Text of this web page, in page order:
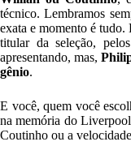
técnico. Lembramos
exata e momento é
titular da seleção,
apresentando, mas,
gênio.
E você, quem você
na memória do
Coutinho ou a